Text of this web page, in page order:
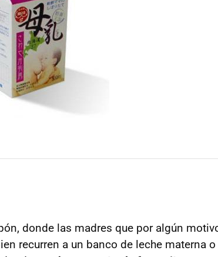
donde las madres que por algún
recurren a un banco de leche materna o